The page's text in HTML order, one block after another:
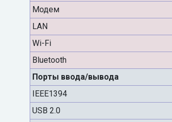
Модем
LAN
Wi-Fi
Bluetooth
Порты ввода/вывода
IEEE1394
USB 2.0